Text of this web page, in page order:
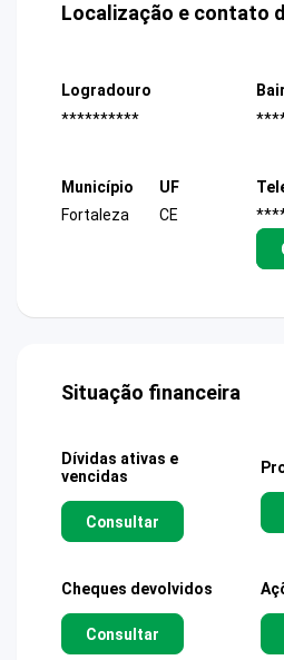
Localização e contato
Logradouro
**********
Município
Fortaleza
UF
CE
Situação financeira
Dívidas ativas e
vencidas
Consultar
Cheques devolvidos
Consultar